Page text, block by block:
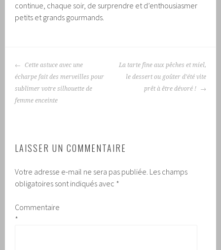
continue, chaque soir, de surprendre et d’enthousiasmer
petits et grands gourmands.
NAVIGATION
DES
ARTICLES
Cette astuce avec une
écharpe fait des merveilles pour
sublimer votre silhouette de
femme enceinte
La tarte fine aux pêches et miel,
le dessert ou goûter d’été vite
prêt à être dévoré !
LAISSER UN COMMENTAIRE
Votre adresse e-mail ne sera pas publiée. Les champs
obligatoires sont indiqués avec *
Commentaire
*